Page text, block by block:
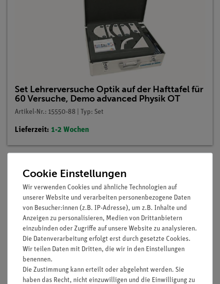
Set Lehrerversuche Optik auf der Hafttafel für
60 Versuche, Demo advanced Physik OT
Artikel-Nr.: 15550-88 | Typ: Set
Lieferzeit: 1-2 Wochen
Beschreibung
Vorteile
minimale Vorbereitungszeit
lichtstarke Halogenleuchte
einfaches Lehren durch Einsatz der Demo-Tafel Physik
direkt vergleichbare Geräte
Cookie Einstellungen
Wir verwenden Cookies und ähnliche Technologien auf
unserer Website und verarbeiten personenbezogene Daten
von Besucher:innen (z.B. IP-Adresse), um z.B. Inhalte und
Anzeigen zu personalisieren, Medien von Drittanbietern
einzubinden oder Zugriffe auf unsere Website zu analysieren.
Die Datenverarbeitung erfolgt erst durch gesetzte Cookies.
Wir teilen Daten mit Dritten, die wir in den Einstellungen
benennen.
Die Zustimmung kann erteilt oder abgelehnt werden. Sie
haben das Recht, nicht einzuwilligen und die Einwilligung zu